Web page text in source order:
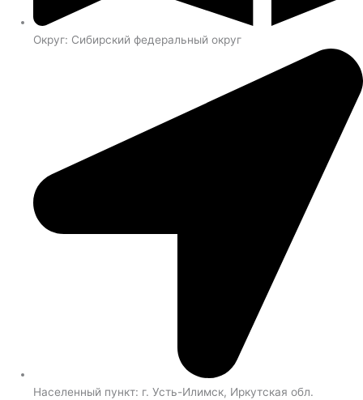
Округ: Сибирский федеральный округ
Населенный пункт: г. Усть-Илимск, Иркутская обл.